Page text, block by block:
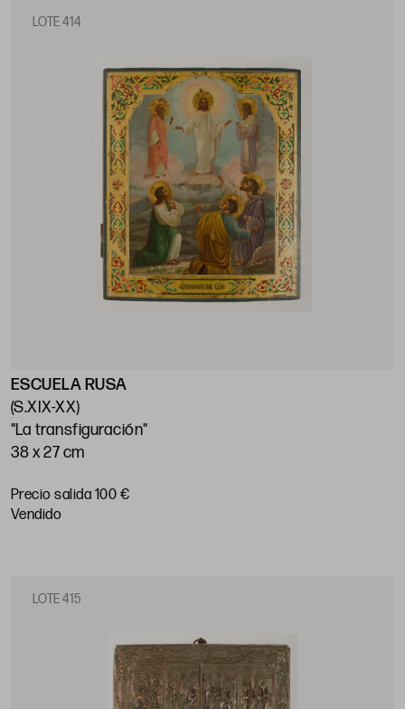
LOTE 414
ESCUELA RUSA
(S.XIX-XX)
"La transfiguración"
38 x 27 cm
Precio salida 100 €
vendido
LOTE 415